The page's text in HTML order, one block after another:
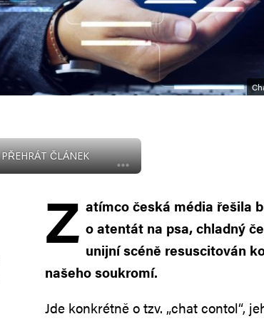
PŘEHRÁT ČLÁNEK
Z atímco česká média řešila
o atentát na psa, chladný
unijní scéně resuscitován
našeho soukromí.
Jde konkrétně o tzv. „chat contol“,